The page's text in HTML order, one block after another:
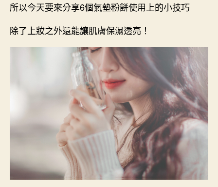
所以今天要來分享6個氣墊粉餅使用上的小技巧
除了上妝之外還能讓肌膚保濕透亮！